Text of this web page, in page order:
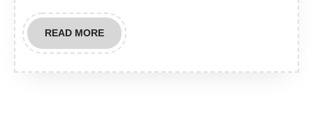
READ MOREREAD
MORE